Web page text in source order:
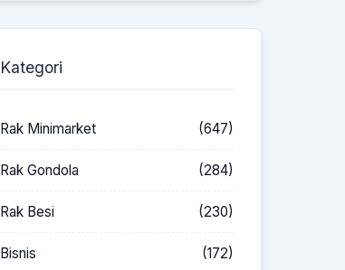
Kategori
Rak Minimarket (647)
Rak Gondola (284)
Rak Besi (230)
Bisnis (172)